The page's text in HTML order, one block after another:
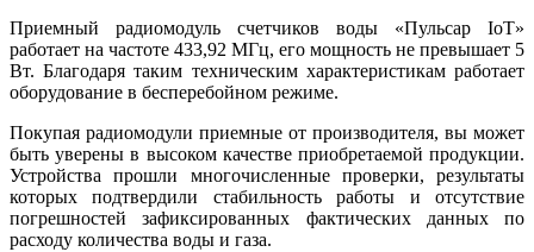
Приемный радиомодуль счетчиков воды «Пульсар IoT»
работает на частоте 433,92 МГц, его мощность не превышает 5
Вт. Благодаря таким техническим характеристикам работает
оборудование в бесперебойном режиме.
Покупая радиомодули приемные от производителя, вы может
быть уверены в высоком качестве приобретаемой продукции.
Устройства прошли многочисленные проверки, результаты
которых подтвердили стабильность работы и отсутствие
погрешностей зафиксированных фактических данных по
расходу количества воды и газа.